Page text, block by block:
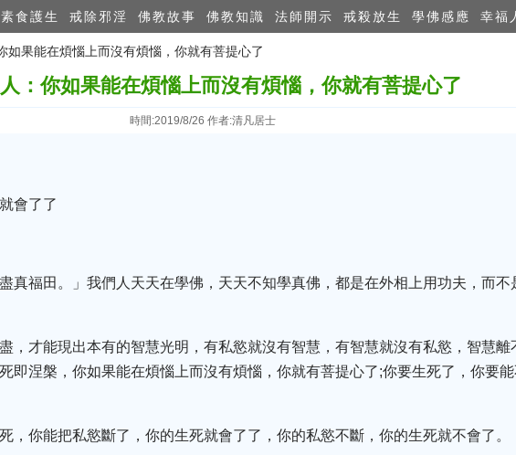
素食護生 戒除邪淫 佛教故事 佛教知識 法師開示 戒殺放生 學佛感應 幸福
如果能在煩惱上而沒有煩惱，你就有菩提心了
：你如果能在煩惱上而沒有煩惱，你就有菩提心了
時間:2019/8/26 作者:清凡居士
會了了
真福田。」我們人天天在學佛，天天不知學真佛，都是在外相上用功夫，而不
，才能現出本有的智慧光明，有私慾就沒有智慧，有智慧就沒有私慾，智慧離
即涅槃，你如果能在煩惱上而沒有煩惱，你就有菩提心了;你要生死了，你要
，你能把私慾斷了，你的生死就會了了，你的私慾不斷，你的生死就不會了。